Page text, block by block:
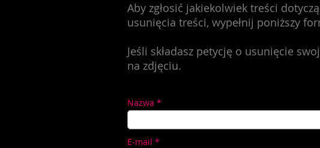
Aby zgłosić jakiekolwiek treści
usunięcia treści, wypełnij poniższy
Jeśli składasz petycję o usunięcie
na zdjęciu.
Nazwa
E-mail